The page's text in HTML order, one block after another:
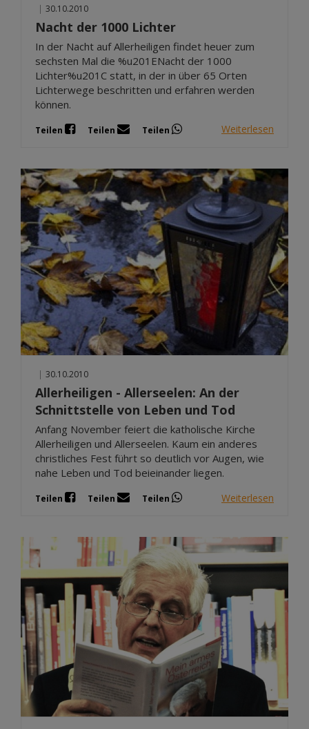
| 30.10.2010
Nacht der 1000 Lichter
In der Nacht auf Allerheiligen findet heuer zum
sechsten Mal die %u201ENacht der 1000
Lichter%u201C statt, in der in über 65 Orten
Lichterwege beschritten und erfahren werden
können.
Teilen Teilen Teilen Weiterlesen
| 30.10.2010
Allerheiligen - Allerseelen: An der
Schnittstelle von Leben und Tod
Anfang November feiert die katholische Kirche
Allerheiligen und Allerseelen. Kaum ein anderes
christliches Fest führt so deutlich vor Augen, wie
nahe Leben und Tod beieinander liegen.
Teilen Teilen Teilen Weiterlesen